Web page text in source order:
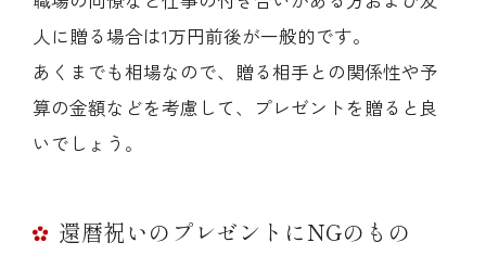
人に贈る場合は1万円前後が一般的です。
あくまでも相場なので、贈る相手との関係性や予
算の金額などを考慮して、プレゼントを贈ると良
いでしょう。
還暦祝いのプレゼントにNGのもの